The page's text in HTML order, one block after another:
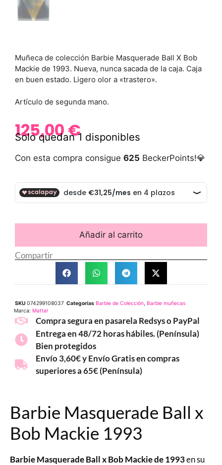
Muñeca de colección Barbie Masquerade Ball X Bob
Mackie de 1993. Nueva, nunca sacada de la caja. Caja
en buen estado. Ligero olor a «trastero».
Artículo de segunda mano.
125,00€
Solo quedan 1 disponibles
Con esta compra consigue 625 BeckerPoints!💎
Añadir al carrito
Compartir
SKU 074299108037 Categorías Barbie de Colección, Barbie muñecas
Marca: Mattel
Compra segura en pasarela Redsys o PayPal
Entrega en 48/72 horas hábiles. (Península)
Bien protegidos
Envío 3,60€ y Envío Gratis en compras
superiores a 65€ (Península)
Barbie Masquerade Ball x
Bob Mackie 1993
Barbie Masquerade Ball x Bob Mackie de 1993en su